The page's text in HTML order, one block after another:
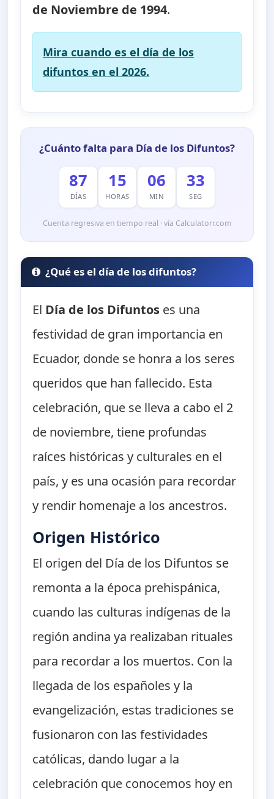
de Noviembre de 1994.
Mira cuando es el día de los
difuntos en el 2026.
¿Cuánto falta para Día de los Difuntos?
87
DÍAS
15
HORAS
06
MIN
32
SEG
Cuenta regresiva en tiempo real · vía Calculatorr.com
¿Qué es el día de los difuntos?
El Día de los Difuntos es una
festividad de gran importancia en
Ecuador, donde se honra a los seres
queridos que han fallecido. Esta
celebración, que se lleva a cabo el 2
de noviembre, tiene profundas
raíces históricas y culturales en el
país, y es una ocasión para recordar
y rendir homenaje a los ancestros.
Origen Histórico
El origen del Día de los Difuntos se
remonta a la época prehispánica,
cuando las culturas indígenas de la
región andina ya realizaban rituales
para recordar a los muertos. Con la
llegada de los españoles y la
evangelización, estas tradiciones se
fusionaron con las festividades
católicas, dando lugar a la
celebración que conocemos hoy en